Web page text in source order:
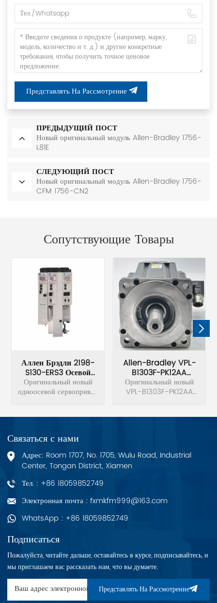
Представлять На Рассмотрение
ПРЕДЫДУЩИЙ ПОСТ
Новый оригинальный модуль Allen-Bradley 1756-
L81E
СЛЕДУЮЩИЙ ПОСТ
Новый оригинальный модуль Allen-Bradley 1756-
CFM 1756-CN2
Сопутствующие Товары
Аллен Брэдли 2198-
S130-ERS3 Осевой
Сервопривод
Оригинальный новый
одноосевой сервопривод
5700.
Allen-Bradley VPL-
B1303F-PK12AA
Малоинерционные
Двигатели
Оригинальный новый
VPL-B1303F-PK12AA
VP 480 В.
Связаться с нами
Адрес: Room 1707, No. 1705, Wulu Road, Industrial
Center, Tongan District, Xiamen
Тел. : +86 18059852749
Электронная почта : fxmkfm999@163.com
WhatsApp : +86 18059852749
Подписаться
Пожалуйста, читайте дальше, оставайтесь в курсе, подписывайтесь, и
мы приглашаем вас рассказать нам, что вы думаете.
Представлять На Рассмотрение